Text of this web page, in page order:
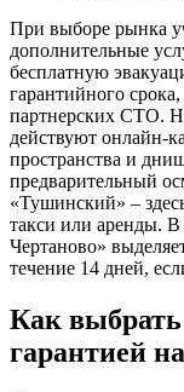
При выборе рынка
дополнительные
бесплатную
гарантийного
партнерских СТО.
действуют онлайн-
пространства и
предварительный
«Тушинский» –
такси или аренды.
Чертаново»
течение 14 дней,
Как
гарантией